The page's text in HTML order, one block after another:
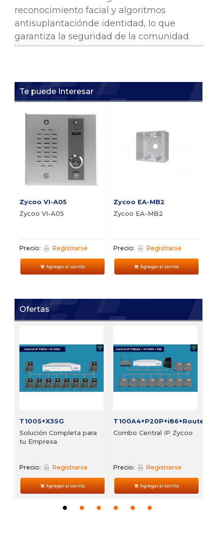
reconocimiento facial y algoritmos
antisuplantaciónde identidad, lo que
garantiza la seguridad de la comunidad.
Te puede Interesar
Zycoo VI-A05
Zycoo VI-A05
Precio: Registrarse
Agregar al carrito
Zycoo EA-MB2
Zycoo EA-MB2
Precio: Registrarse
Agregar al carrito
Ofertas
T100S+X3SG
Solución Completa para
tu Empresa
Precio: Registrarse
Agregar al carrito
T100A4+P20P+i86+Router
Combo Central IP Zycoo
Precio: Registrarse
Agregar al carrito